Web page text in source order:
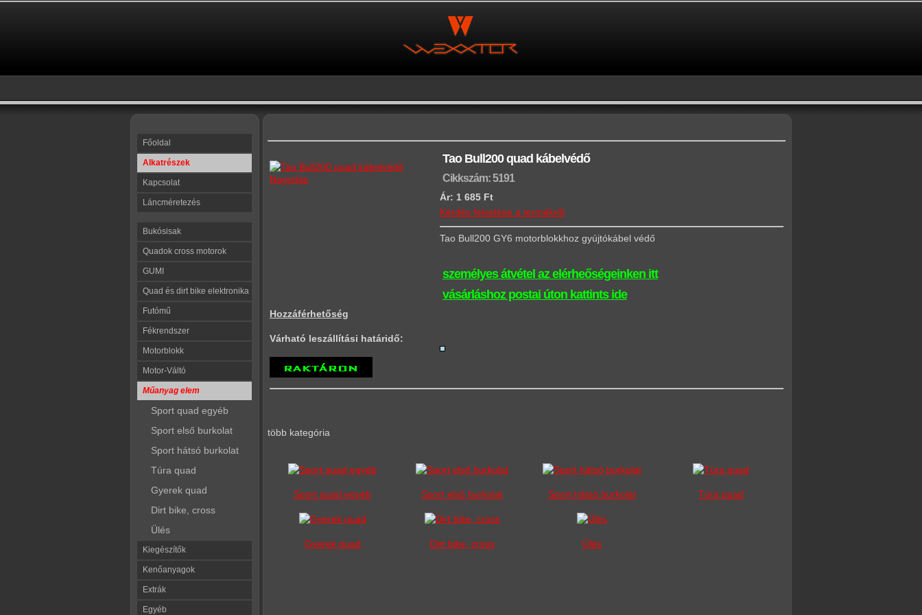
Főoldal
Alkatrészek
Kapcsolat
Láncméretezés
Bukósisak
Quadok cross motorok
GUMI
Quad és dirt bike elektronika
Futómű
Fékrendszer
Motorblokk
Motor-Váltó
Műanyag elem
Sport quad egyéb
Sport első burkolat
Sport hátsó burkolat
Túra quad
Gyerek quad
Dirt bike, cross
Ülés
Kiegészítők
Kenőanyagok
Extrák
Egyéb
Nagyítás
Tao Bull200 quad kábelvédő
Cikkszám: 5191
Ár: 1 685 Ft
Kérdés felvetése a termékről
Tao Bull200 GY6 motorblokkhoz gyújtókábel védő
személyes átvétel az elérheőségeinken itt
vásárláshoz postai úton kattints ide
Hozzáférhetőség
Várható leszállítási határidő:
több kategória
Sport quad egyéb Sport első burkolat Sport hátsó burkolat Túra quad
Gyerek quad Dirt bike, cross Ülés